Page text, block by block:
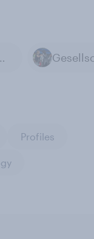
Relations
Profiles